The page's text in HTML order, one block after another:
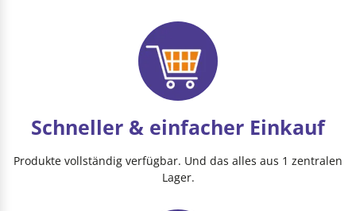
Schneller & einfacher Einkauf
Produkte vollständig verfügbar. Und das alles aus 1 zentralen
Lager.